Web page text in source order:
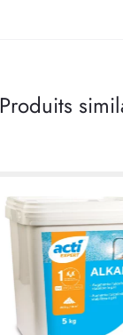
Produits